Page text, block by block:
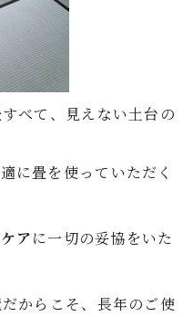
べて、見えない土台の
に畳を使っていただく
アに一切の妥協をいた
からこそ、長年のご使